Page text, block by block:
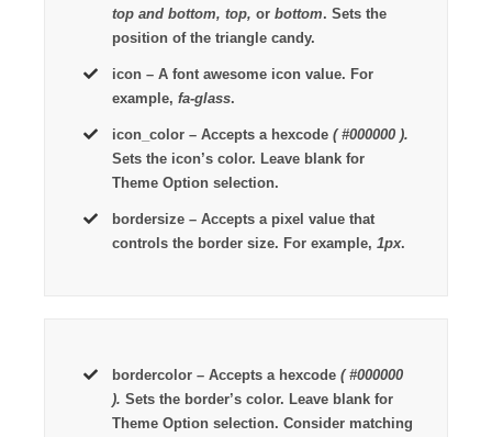
top and bottom, top,or bottom. Sets the
position of the triangle candy.
icon – A font awesome icon value. For
example,fa-glass.
icon_color – Accepts a hexcode( #000000 ).
Sets the icon’s color. Leave blank for
Theme Option selection.
bordersize – Accepts a pixel value that
controls the border size. For example,1px.
bordercolor – Accepts a hexcode( #000000
). Sets the border’s color. Leave blank for
Theme Option selection. Consider matching